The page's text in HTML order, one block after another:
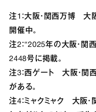
注1：大阪・関西万博 大
開催中。
注2：“2025年の大阪・
2448号に掲載。
注3：西ゲート 大阪・関
がある。
注4：ミャクミャク 大阪